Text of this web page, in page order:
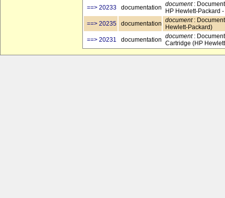
==> 20233 documentation document:
HP Hewlett-Packard
==> 20235
documentation document:
Hewlett-Packard)
==> 20231
documentation document:
Cartridge (HP